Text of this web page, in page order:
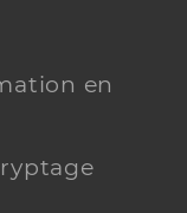
en